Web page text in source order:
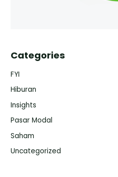
Categories
FYI
Hiburan
Insights
Pasar Modal
Saham
Uncategorized